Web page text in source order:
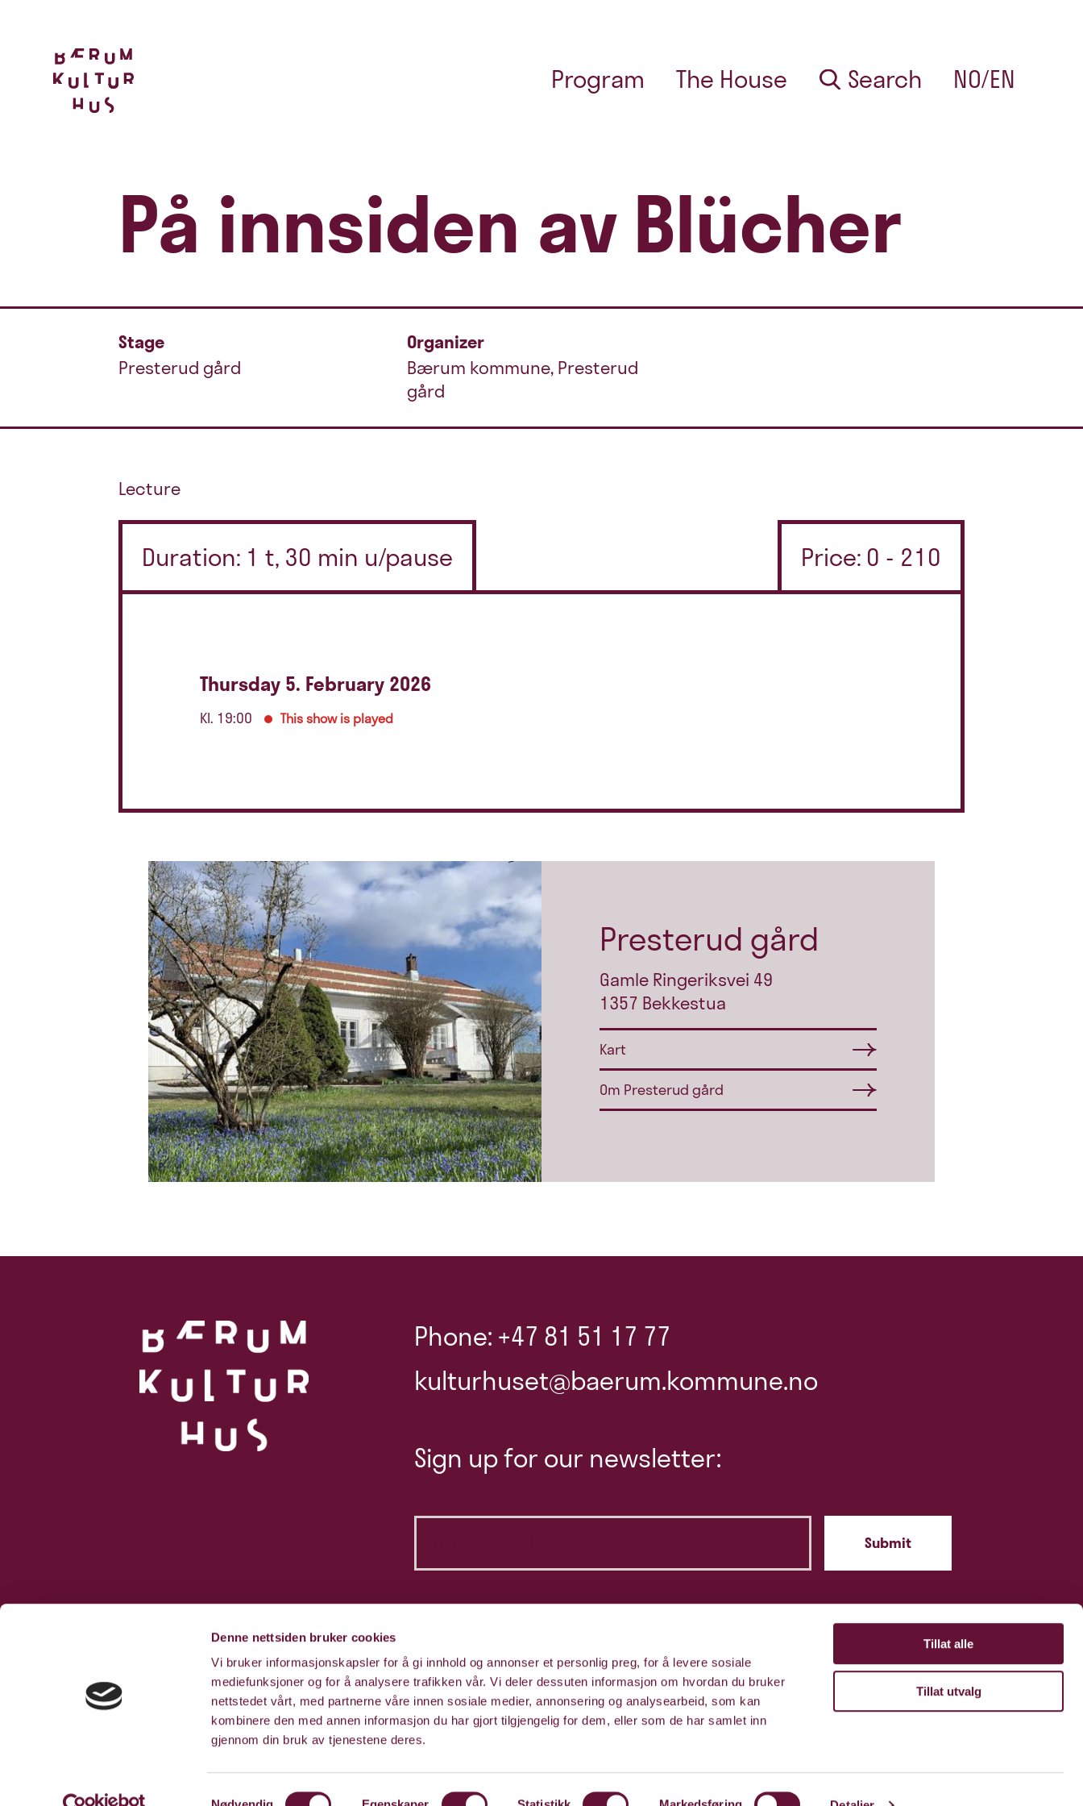
Denne nettsiden bruker cookies
Vi bruker informasjonskapsler for å gi innhold og annonser et personlig preg, for å levere sosiale
mediefunksjoner og for å analysere trafikken vår. Vi deler dessuten informasjon om hvordan du bruker
nettstedet vårt, med partnerne våre innen sosiale medier, annonsering og analysearbeid, som kan
kombinere den med annen informasjon du har gjort tilgjengelig for dem, eller som de har samlet inn
gjennom din bruk av tjenestene deres.
Samtykkevalg
Tillat alle
Tillat utvalg
Program The House Search NO/EN
På innsiden av Blücher
Stage
Presterud gård
Organizer
Bærum kommune, Presterud
gård
Lecture
Price: 0 - 210
Duration: 1 t, 30 min u/pause
Thursday 5. February 2026
Kl. 19:00 This show is played
Presterud gård
Gamle Ringeriksvei 49
1357 Bekkestua
Kart
Om Presterud gård
Phone: +47 81 51 17 77
kulturhuset@baerum.kommune.no
Sign up for our newsletter: